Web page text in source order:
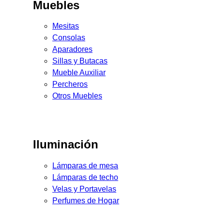
Muebles
Mesitas
Consolas
Aparadores
Sillas y Butacas
Mueble Auxiliar
Percheros
Otros Muebles
Iluminación
Lámparas de mesa
Lámparas de techo
Velas y Portavelas
Perfumes de Hogar